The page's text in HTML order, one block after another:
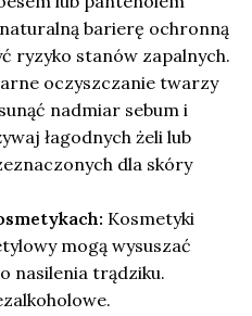
barierę ochronną
ryzyko stanów zapalnych.
oczyszczanie twarzy
nadmiar sebum i
łagodnych żeli lub
dla skóry
Kosmetyki
mogą wysuszać
nasilenia trądziku.